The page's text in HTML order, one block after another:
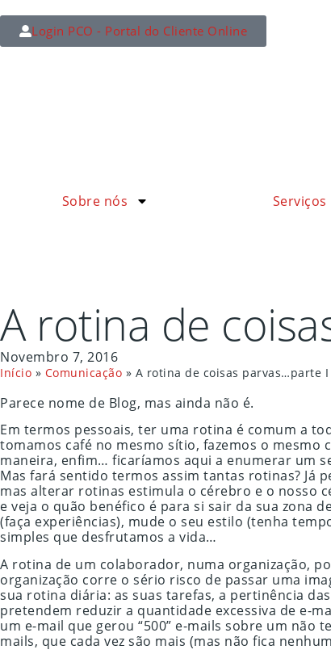
Login PCO - Portal do Cliente Online
Sobre nós Serviços
A rotina de
Novembro 7, 2016
Início » Comunicação » A rotina de coisas parvas…parte I
Parece nome de Blog, mas ainda não é.
Em termos pessoais, ter uma rotina é comum a
tomamos café no mesmo sítio, fazemos o
maneira, enfim… ficaríamos aqui a enumerar um
Mas fará sentido termos assim tantas rotinas? Já
mas alterar rotinas estimula o cérebro e o nosso
e veja o quão benéfico é para si sair da sua zona
(faça experiências), mude o seu estilo (tenha
simples que desfrutamos a vida…
A rotina de um colaborador, numa organização,
organização corre o sério risco de passar uma
sua rotina diária: as suas tarefas, a pertinência
pretendem reduzir a quantidade excessiva de e-
um e-mail que gerou “500” e-mails sobre um não
mails, que cada vez são mais (mas não fica